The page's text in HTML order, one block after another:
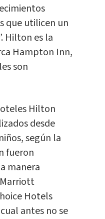
que utilicen un
Hilton es la
Hampton Inn,
son
Hilton
desde
según la
fueron
manera
Hotels
antes no se